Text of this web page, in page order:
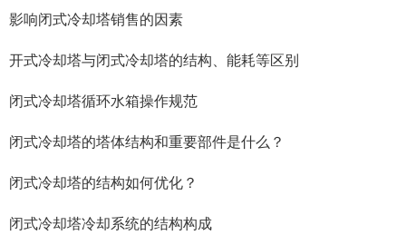
影响闭式冷却塔销售的因素
开式冷却塔与闭式冷却塔的结构、能耗等区别
闭式冷却塔循环水箱操作规范
闭式冷却塔的塔体结构和重要部件是什么？
闭式冷却塔的结构如何优化？
闭式冷却塔冷却系统的结构构成